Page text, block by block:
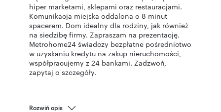
hiper marketami, sklepami oraz restauracjami.
Komunikacja miejska oddalona o 8 minut
spacerem. Dom idealny dla rodziny, jak również
na siedzibę firmy. Zapraszam na prezentację.
Metrohome24 świadczy bezpłatne pośrednictwo
w uzyskaniu kredytu na zakup nieruchomości,
współpracujemy z 24 bankami. Zadzwoń,
zapytaj o szczegóły.
Rozwiń opis